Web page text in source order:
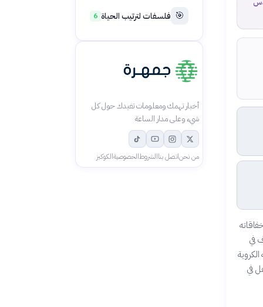
2026، ليضيف لائحة إخفاقاته
(41 عاماً) قرب تسجيل 1000 هدف في
الكروية
في
🎯 فلسفات لترتيب الحياة 6
أخبار تهمك ومعلومات تفيدك حول كل
شيء وعلى مدار الساعة
من نحناتصل بناالشروطالخصوصيةالكوكيز